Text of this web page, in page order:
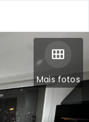
Mais fotos